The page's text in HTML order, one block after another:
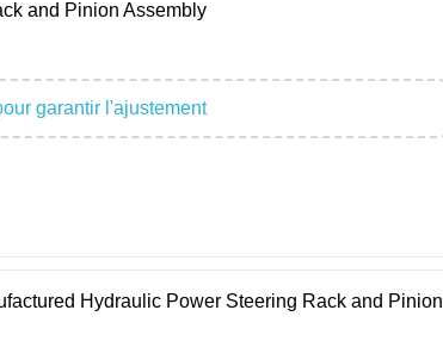
and Pinion Assembly
garantir l'ajustement
Hydraulic Power Steering Rack and Pinion